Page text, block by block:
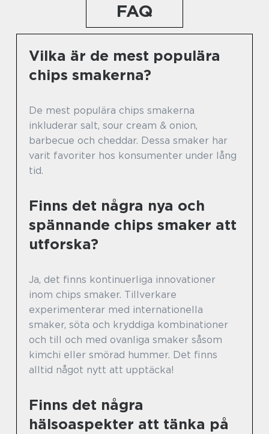
FAQ
Vilka är de mest populära
chips smakerna?
De mest populära chips smakerna
inkluderar salt, sour cream & onion,
barbecue och cheddar. Dessa smaker har
varit favoriter hos konsumenter under lång
tid.
Finns det några nya och
spännande chips smaker att
utforska?
Ja, det finns kontinuerliga innovationer
inom chips smaker. Tillverkare
experimenterar med internationella
smaker, söta och kryddiga kombinationer
och till och med ovanliga smaker såsom
kimchi eller smörad hummer. Det finns
alltid något nytt att upptäcka!
Finns det några
hälsoaspekter att tänka på